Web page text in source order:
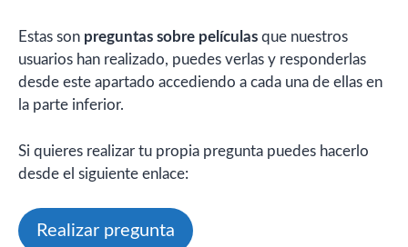
Estas son preguntas sobre películas que nuestros
usuarios han realizado, puedes verlas y responderlas
desde este apartado accediendo a cada una de ellas en
la parte inferior.
Si quieres realizar tu propia pregunta puedes hacerlo
desde el siguiente enlace:
Realizar pregunta